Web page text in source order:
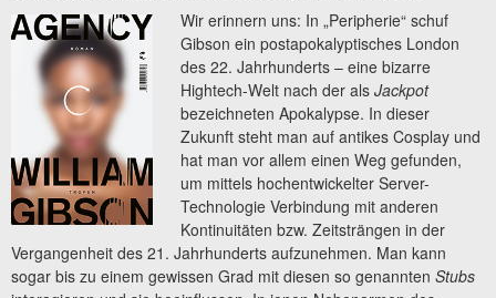
Wir erinnern uns: In „Peripherie“ schuf
Gibson ein postapokalyptisches London
des 22. Jahrhunderts – eine bizarre
Hightech-Welt nach der alsJackpot
bezeichneten Apokalypse. In dieser
Zukunft steht man auf antikes Cosplay und
hat man vor allem einen Weg gefunden,
um mittels hochentwickelter Server-
Technologie Verbindung mit anderen
Kontinuitäten bzw. Zeitsträngen in der
Vergangenheit des 21. Jahrhunderts aufzunehmen. Man kann
sogar bis zu einem gewissen Grad mit diesen so genannten Stubs